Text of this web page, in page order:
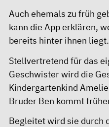
Auch ehemals zu früh
kann die App erklären,
bereits hinter ihnen liegt.
Stellvertretend für das
Geschwister wird die
Kindergartenkind
Bruder Ben kommt
Begleitet wird sie durch